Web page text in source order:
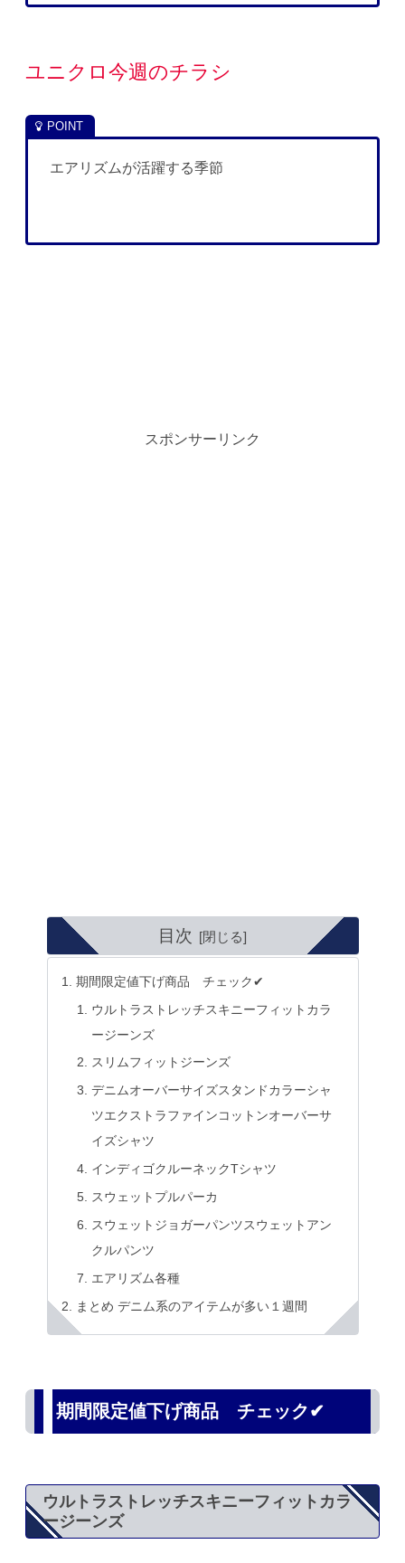
ユニクロ今週のチラシ
エアリズムが活躍する季節
スポンサーリンク
目次
期間限定値下げ商品 チェック✔
ウルトラストレッチスキニーフィットカラ
ージーンズ
スリムフィットジーンズ
デニムオーバーサイズスタンドカラーシャ
ツエクストラファインコットンオーバーサ
イズシャツ
インディゴクルーネックTシャツ
スウェットプルパーカ
スウェットジョガーパンツスウェットアン
クルパンツ
エアリズム各種
まとめ デニム系のアイテムが多い１週間
期間限定値下げ商品 チェック✔
ウルトラストレッチスキニーフィットカラ
ージーンズ